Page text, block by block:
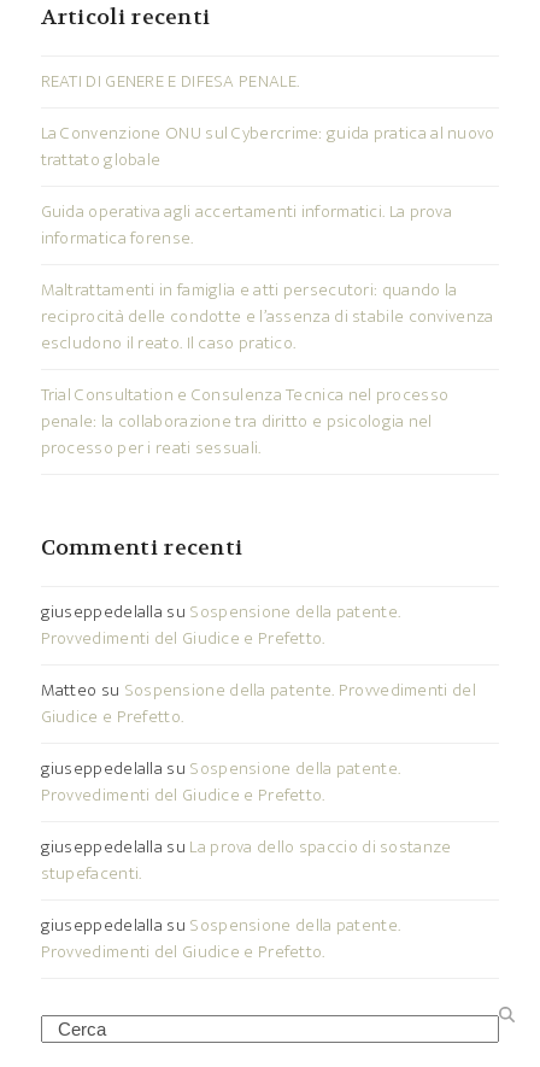
Articoli recenti
REATI DI GENERE E DIFESA PENALE.
La Convenzione ONU sul Cybercrime: guida pratica al nuovo
trattato globale
Guida operativa agli accertamenti informatici. La prova
informatica forense.
Maltrattamenti in famiglia e atti persecutori: quando la
reciprocità delle condotte e l’assenza di stabile convivenza
escludono il reato. Il caso pratico.
Trial Consultation e Consulenza Tecnica nel processo
penale: la collaborazione tra diritto e psicologia nel
processo per i reati sessuali.
Commenti recenti
giuseppedelalla su Sospensione della patente.
Provvedimenti del Giudice e Prefetto.
Matteo su Sospensione della patente. Provvedimenti del
Giudice e Prefetto.
giuseppedelalla su Sospensione della patente.
Provvedimenti del Giudice e Prefetto.
giuseppedelalla su La prova dello spaccio di sostanze
stupefacenti.
giuseppedelalla su Sospensione della patente.
Provvedimenti del Giudice e Prefetto.
Search